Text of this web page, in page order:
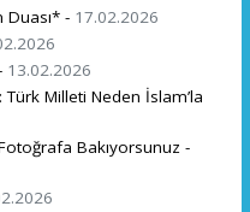
Duası* - 17.02.2026
13.02.2026
Milleti Neden İslam’la
Bakıyorsunuz -